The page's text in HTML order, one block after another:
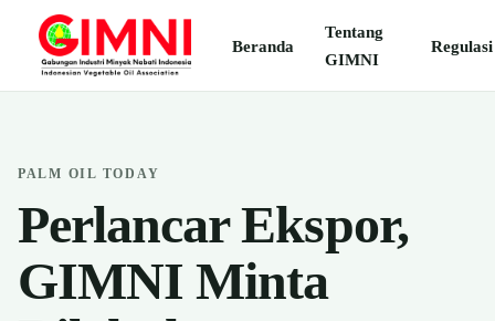
Beranda
Tentang
GIMNI
Regulasi
PALM OIL TODAY
Perlancar Ekspor,
GIMNI Minta